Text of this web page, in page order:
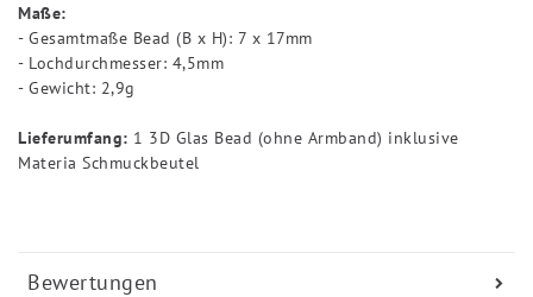
Bewertungen
Maße:
- Gesamtmaße Bead (B x H): 7 x 17mm
- Lochdurchmesser: 4,5mm
- Gewicht: 2,9g
Lieferumfang: 1 3D Glas Bead (ohne Armband) inklusive
Materia Schmuckbeutel